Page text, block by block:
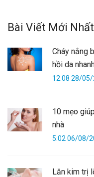
Bài Viết Mới Nhất
Cháy nắng
hồi da
12:08 28/05/
10 mẹo
nhà
5:02 06/08/
Lăn kim trị